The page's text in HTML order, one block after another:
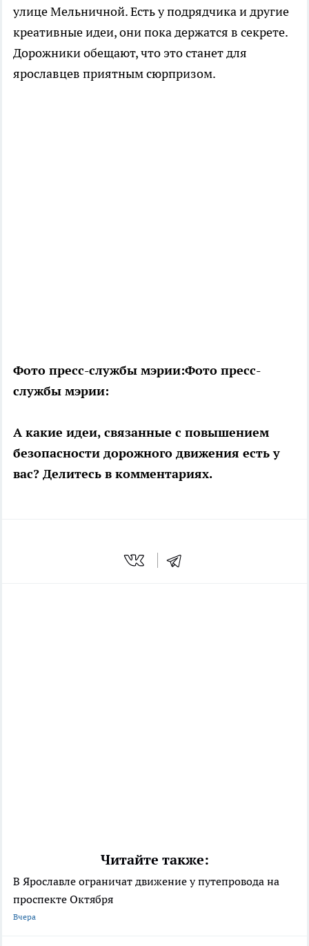
улице Мельничной. Есть у подрядчика и другие
креативные идеи, они пока держатся в секрете.
Дорожники обещают, что это станет для
ярославцев приятным сюрпризом.
Фото пресс-службы мэрии:Фото пресс-
службы мэрии:
А какие идеи, связанные с повышением
безопасности дорожного движения есть у
вас? Делитесь в комментариях.
Читайте также:
В Ярославле ограничат движение у путепровода на
проспекте Октября
Вчера